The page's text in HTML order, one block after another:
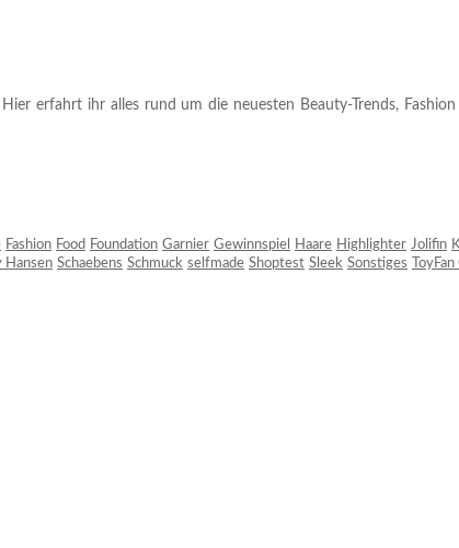
erfahrt ihr alles rund um die neuesten Beauty-Trends,
Fashion Food Foundation Garnier Gewinnspiel Haare Highlighter Jolifin
Hansen Schaebens Schmuck selfmade Shoptest Sleek Sonstiges